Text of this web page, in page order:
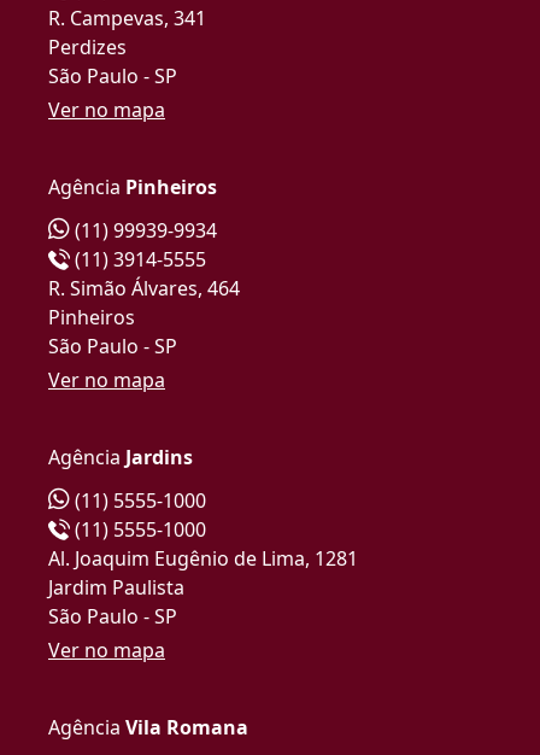
R. Campevas, 341
Perdizes
São Paulo - SP
Ver no mapa
Agência Pinheiros
(11) 99939-9934
(11) 3914-5555
R. Simão Álvares, 464
Pinheiros
São Paulo - SP
Ver no mapa
Agência Jardins
(11) 5555-1000
(11) 5555-1000
Al. Joaquim Eugênio de Lima, 1281
Jardim Paulista
São Paulo - SP
Ver no mapa
Agência Vila Romana